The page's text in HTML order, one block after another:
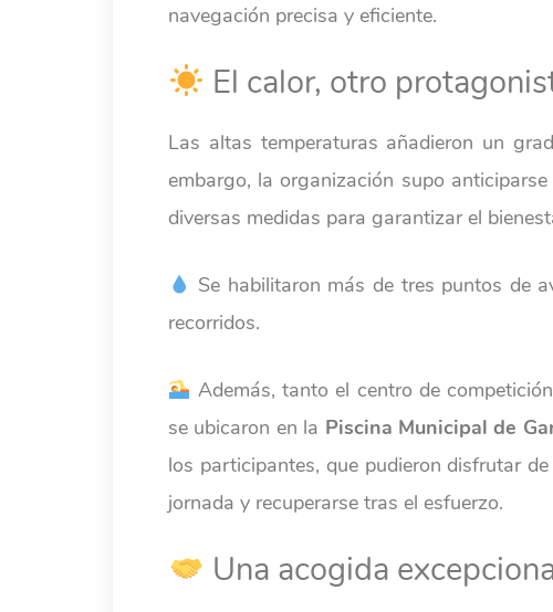
navegación precisa y eficiente.
El calor, otro
Las altas temperaturas añadieron un
embargo, la organización supo
diversas medidas para garantizar el
Se habilitaron más de tres puntos de
recorridos.
Además, tanto el centro de
se ubicaron en la Piscina Municipal de
los participantes, que pudieron disfrutar
jornada y recuperarse tras el esfuerzo.
Una acogida